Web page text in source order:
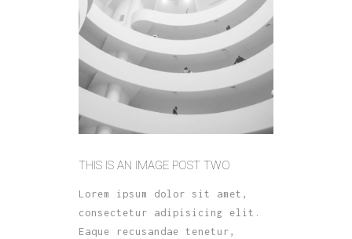
THIS IS AN IMAGE POST TWO
Lorem ipsum dolor sit amet,
consectetur adipisicing elit.
Eaque recusandae tenetur,